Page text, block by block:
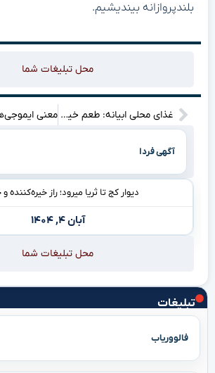
تبلیغات
فالووریاب
بلندپروازانه بیندیشیم.
محل تبلیغات شما
غذای محلی ابیانه: طعم خیره‌کننده و بی‌نظیر ایران
آگهی فردا
دیوار کج تا ثریا میرود؛ راز خیره‌کننده
آبان ۴, ۱۴۰۴
محل تبلیغات شما